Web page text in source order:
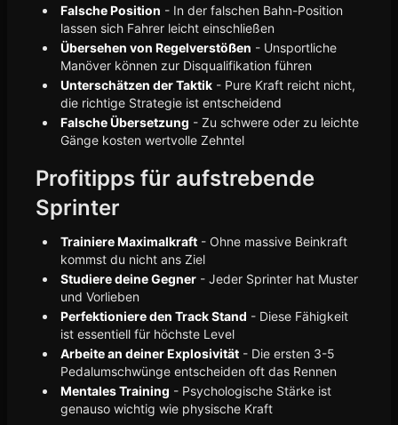
Falsche Position - In der falschen Bahn-Position
lassen sich Fahrer leicht einschließen
Übersehen von Regelverstößen - Unsportliche
Manöver können zur Disqualifikation führen
Unterschätzen der Taktik - Pure Kraft reicht nicht,
die richtige Strategie ist entscheidend
Falsche Übersetzung - Zu schwere oder zu leichte
Gänge kosten wertvolle Zehntel
Profitipps für aufstrebende
Sprinter
Trainiere Maximalkraft - Ohne massive Beinkraft
kommst du nicht ans Ziel
Studiere deine Gegner - Jeder Sprinter hat Muster
und Vorlieben
Perfektioniere den Track Stand - Diese Fähigkeit
ist essentiell für höchste Level
Arbeite an deiner Explosivität - Die ersten 3-5
Pedalumschwünge entscheiden oft das Rennen
Mentales Training - Psychologische Stärke ist
genauso wichtig wie physische Kraft